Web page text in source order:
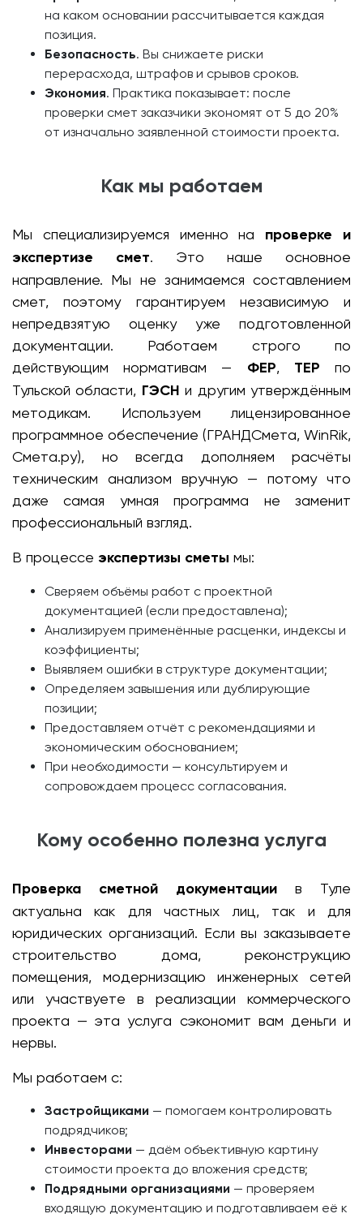
на каком основании рассчитывается каждая
позиция.
Безопасность. Вы снижаете риски
перерасхода, штрафов и срывов сроков.
Экономия. Практика показывает: после
проверки смет заказчики экономят от 5 до 20%
от изначально заявленной стоимости проекта.
Как мы работаем
Мы специализируемся именно на проверке и
экспертизе смет. Это наше основное
направление. Мы не занимаемся составлением
смет, поэтому гарантируем независимую и
непредвзятую оценку уже подготовленной
документации. Работаем строго по
действующим нормативам — ФЕР, ТЕР по
Тульской области, ГЭСН и другим утверждённым
методикам. Используем лицензированное
программное обеспечение (ГРАНДСмета, WinRik,
Смета.ру), но всегда дополняем расчёты
техническим анализом вручную — потому что
даже самая умная программа не заменит
профессиональный взгляд.
В процессе экспертизы сметы мы:
Сверяем объёмы работ с проектной
документацией (если предоставлена);
Анализируем применённые расценки, индексы и
коэффициенты;
Выявляем ошибки в структуре документации;
Определяем завышения или дублирующие
позиции;
Предоставляем отчёт с рекомендациями и
экономическим обоснованием;
При необходимости — консультируем и
сопровождаем процесс согласования.
Кому особенно полезна услуга
Проверка сметной документации в Туле
актуальна как для частных лиц, так и для
юридических организаций. Если вы заказываете
строительство дома, реконструкцию
помещения, модернизацию инженерных сетей
или участвуете в реализации коммерческого
проекта — эта услуга сэкономит вам деньги и
нервы.
Мы работаем с:
Застройщиками — помогаем контролировать
подрядчиков;
Инвесторами — даём объективную картину
стоимости проекта до вложения средств;
Подрядными организациями — проверяем
входящую документацию и подготавливаем её к